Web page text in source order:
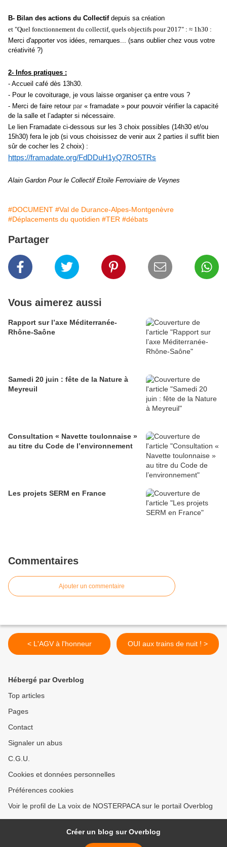
B- Bilan des actions du Collectifdepuis sa création
et "Quel fonctionnement du collectif, quels objectifs pour 2017" : ≈ 1h30 :
Merci d'apporter vos idées, remarques... (sans oublier chez vous votre
créativité ?)
2- Infos pratiques :
- Accueil café dès 13h30.
- Pour le covoiturage, je vous laisse organiser ça entre vous ?
- Merci de faire retour par « framadate » pour pouvoir vérifier la capacité
de la salle et l’adapter si nécessaire.
Le lien Framadate ci-dessous sur les 3 choix possibles (14h30 et/ou
15h30) fera le job (si vous choisissez de venir aux 2 parties il suffit bien
sûr de cocher les 2 choix) :
https://framadate.org/FdDDuH1yQ7RO5TRs
Alain Gardon Pour le Collectif Etoile Ferroviaire de Veynes
#DOCUMENT #Val de Durance-Alpes-Montgenèvre
#Déplacements du quotidien #TER #débats
Partager
Vous aimerez aussi
Rapport sur l’axe Méditerranée-
Rhône-Saône
Samedi 20 juin : fête de la Nature à
Meyreuil
Consultation « Navette toulonnaise »
au titre du Code de l’environnement
Les projets SERM en France
Commentaires
Ajouter un commentaire
< L'AGV à l'honneur OUI aux trains de nuit ! >
Hébergé par Overblog
Top articles
Pages
Contact
Signaler un abus
C.G.U.
Cookies et données personnelles
Préférences cookies
Voir le profil de La voix de NOSTERPACA sur le portail Overblog
Créer un blog sur Overblog